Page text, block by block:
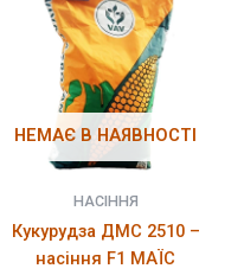
НЕМАЄ В НАЯВНОСТІ
НАСІННЯ
Кукурудза ДМС 2510 –
насіння F1 МАЇС